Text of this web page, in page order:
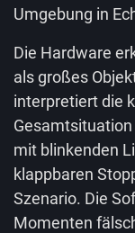
Umgebung in
Die Hardware
als großes
interpretiert die
mit blinkenden
klappbaren
Szenario. Die
Momenten